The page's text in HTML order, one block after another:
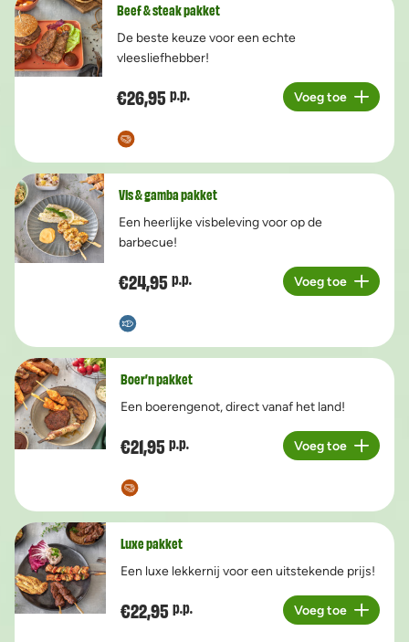
Beef & steak pakket
De beste keuze voor een echte
vleesliefhebber!
€26,95 p.p.
Aantal
Voeg toe
Vis & gamba pakket
Een heerlijke visbeleving voor op de
barbecue!
€24,95 p.p.
Aantal
Voeg toe
Boer’n pakket
Een boerengenot, direct vanaf het land!
€21,95 p.p.
Aantal
Voeg toe
Luxe pakket
Een luxe lekkernij voor een uitstekende prijs!
€22,95 p.p.
Aantal
Voeg toe